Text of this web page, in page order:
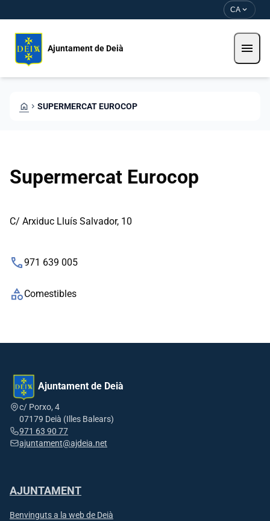
CA expand_more
Ajuntament de Deià menu
HOME CHEVRON_RIGHT SUPERMERCAT EUROCOP
Supermercat Eurocop
C/ Arxiduc Lluís Salvador, 10
phone971 639 005
categoryComestibles
Ajuntament de Deià
c/ Porxo, 4
07179 Deià (Illes Balears)
971 63 90 77
ajuntament@ajdeia.net
AJUNTAMENT
Benvinguts a la web de Deià